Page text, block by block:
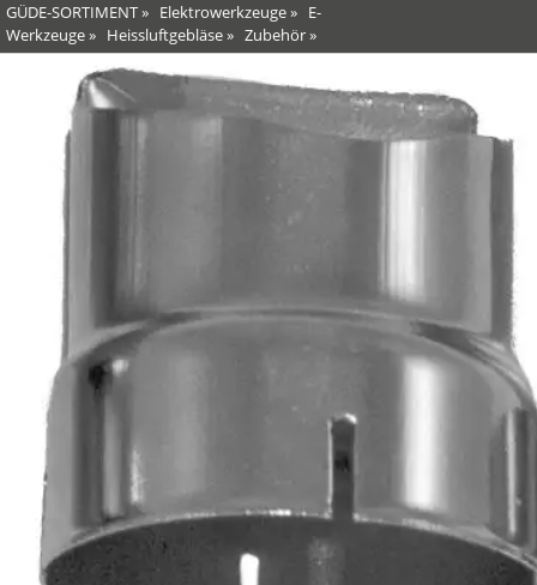
GÜDE-SORTIMENT» Elektrowerkzeuge» E-
Werkzeuge» Heissluftgebläse» Zubehör»